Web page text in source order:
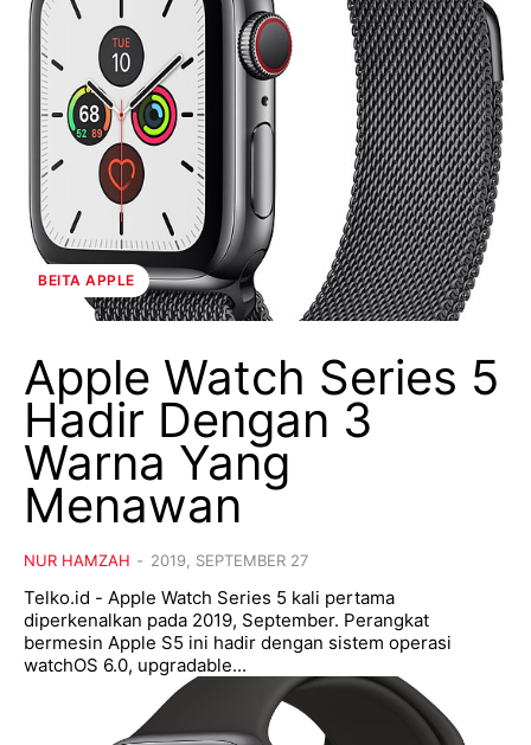
BEITA APPLE
Apple Watch Series 5
Hadir Dengan 3
Warna Yang
Menawan
NUR HAMZAH - 2019, SEPTEMBER 27
Telko.id - Apple Watch Series 5 kali pertama
diperkenalkan pada 2019, September. Perangkat
bermesin Apple S5 ini hadir dengan sistem operasi
watchOS 6.0, upgradable...